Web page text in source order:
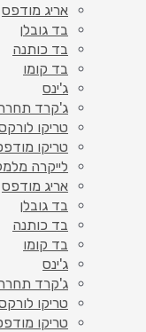
אריג מודפס
בד גובלן
בד כותנה
בד קומו
ג'ינס
ג'קרד
טריקו
טריקו
לייקרה
אריג מודפס
בד גובלן
בד כותנה
בד קומו
ג'ינס
ג'קרד
טריקו
טריקו